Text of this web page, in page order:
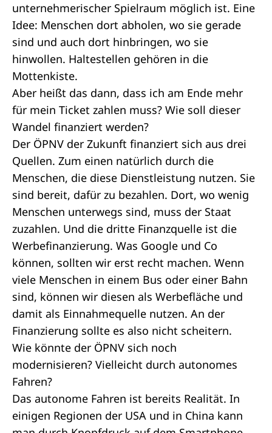
unternehmerischer Spielraum möglich ist. Eine
Idee: Menschen dort abholen, wo sie gerade
sind und auch dort hinbringen, wo sie
hinwollen. Haltestellen gehören in die
Mottenkiste.
Aber heißt das dann, dass ich am Ende mehr
für mein Ticket zahlen muss? Wie soll dieser
Wandel finanziert werden?
Der ÖPNV der Zukunft finanziert sich aus drei
Quellen. Zum einen natürlich durch die
Menschen, die diese Dienstleistung nutzen. Sie
sind bereit, dafür zu bezahlen. Dort, wo wenig
Menschen unterwegs sind, muss der Staat
zuzahlen. Und die dritte Finanzquelle ist die
Werbefinanzierung. Was Google und Co
können, sollten wir erst recht machen. Wenn
viele Menschen in einem Bus oder einer Bahn
sind, können wir diesen als Werbefläche und
damit als Einnahmequelle nutzen. An der
Finanzierung sollte es also nicht scheitern.
Wie könnte der ÖPNV sich noch
modernisieren? Vielleicht durch autonomes
Fahren?
Das autonome Fahren ist bereits Realität. In
einigen Regionen der USA und in China kann